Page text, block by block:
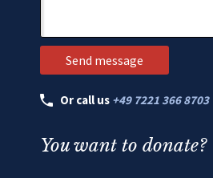
Or call us +49 7221 366 8703
You want to donate?